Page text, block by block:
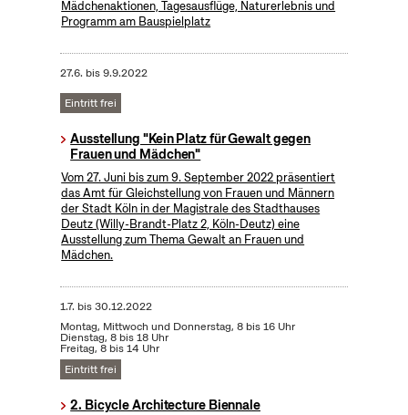
Mädchenaktionen, Tagesausflüge, Naturerlebnis und
Programm am Bauspielplatz
27.6. bis9.9.2022
Eintritt frei
Ausstellung "Kein Platz für Gewalt gegen
Frauen und Mädchen"
Vom 27. Juni bis zum 9. September 2022 präsentiert
das Amt für Gleichstellung von Frauen und Männern
der Stadt Köln in der Magistrale des Stadthauses
Deutz (Willy-Brandt-Platz 2, Köln-Deutz) eine
Ausstellung zum Thema Gewalt an Frauen und
Mädchen.
1.7. bis30.12.2022
Montag, Mittwoch und Donnerstag, 8 bis 16 Uhr
Dienstag, 8 bis 18 Uhr
Freitag, 8 bis 14 Uhr
Eintritt frei
2. Bicycle Architecture Biennale